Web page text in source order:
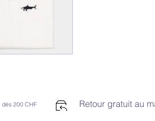
dès 200 CHF Retour gratuit au